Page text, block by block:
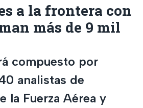
a la frontera con
más de 9 mil
compuesto por
analistas de
la Fuerza Aérea y